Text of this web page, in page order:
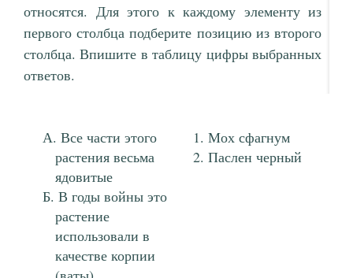
относятся. Для этого к каждому элементу из
первого столбца подберите позицию из второго
столбца. Впишите в таблицу цифры выбранных
ответов.
Все части этого
растения весьма
ядовитые
В годы войны это
растение
использовали в
качестве корпии
Мох сфагнум
Паслен черный